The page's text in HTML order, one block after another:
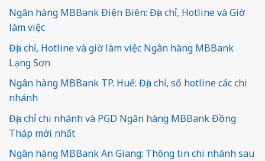
Ngân hàng MBBank Điện Biên: Địa chỉ, Hotline và Giờ
làm việc
Địa chỉ, Hotline và giờ làm việc Ngân hàng MBBank
Lạng Sơn
Ngân hàng MBBank TP. Huế: Địa chỉ, số hotline các chi
nhánh
Địa chỉ chi nhánh và PGD Ngân hàng MBBank Đồng
Tháp mới nhất
Ngân hàng MBBank An Giang: Thông tin chi nhánh sau